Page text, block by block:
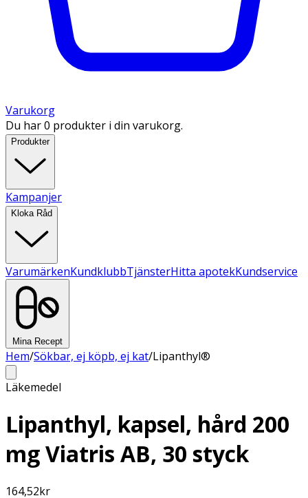
Varukorg
Du har 0 produkter i din varukorg.
Produkter
Kampanjer
Kloka Råd
VarumärkenKundklubbTjänsterHitta apotekKundservice
Mina Recept
Hem/Sökbar, ej köpb, ej kat/Lipanthyl®
Läkemedel
Lipanthyl, kapsel, hård 200
mg Viatris AB, 30 styck
164,52kr